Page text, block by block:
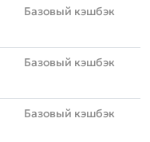
Базовый кэшбэк
Базовый кэшбэк
Базовый кэшбэк